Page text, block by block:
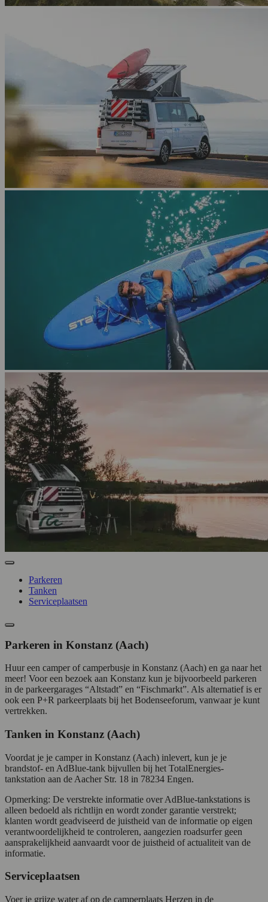
Parkeren
Tanken
Serviceplaatsen
Parkeren in Konstanz (Aach)
Huur een camper of camperbusje in Konstanz (Aach) en ga naar het
meer! Voor een bezoek aan Konstanz kun je bijvoorbeeld parkeren
in de parkeergarages “Altstadt” en “Fischmarkt”. Als alternatief is er
ook een P+R parkeerplaats bij het Bodenseeforum, vanwaar je kunt
vertrekken.
Tanken in Konstanz (Aach)
Voordat je je camper in Konstanz (Aach) inlevert, kun je je
brandstof- en AdBlue-tank bijvullen bij het TotalEnergies-
tankstation aan de Aacher Str. 18 in 78234 Engen.
Opmerking: De verstrekte informatie over AdBlue-tankstations is
alleen bedoeld als richtlijn en wordt zonder garantie verstrekt;
klanten wordt geadviseerd de juistheid van de informatie op eigen
verantwoordelijkheid te controleren, aangezien roadsurfer geen
aansprakelijkheid aanvaardt voor de juistheid of actualiteit van de
informatie.
Serviceplaatsen
Voer je grijze water af op de camperplaats Herzen in de